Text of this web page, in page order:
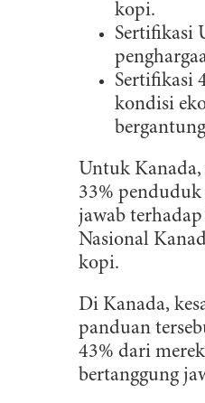
kopi.
Sertifikasi
Sertifikasi
kondisi
Untuk Kanada,
33%
jawab
Nasional
kopi.
Di Kanada,
panduan
43% dari
bertanggung